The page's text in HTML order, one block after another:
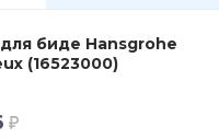
биде Hansgrohe
(16523000)